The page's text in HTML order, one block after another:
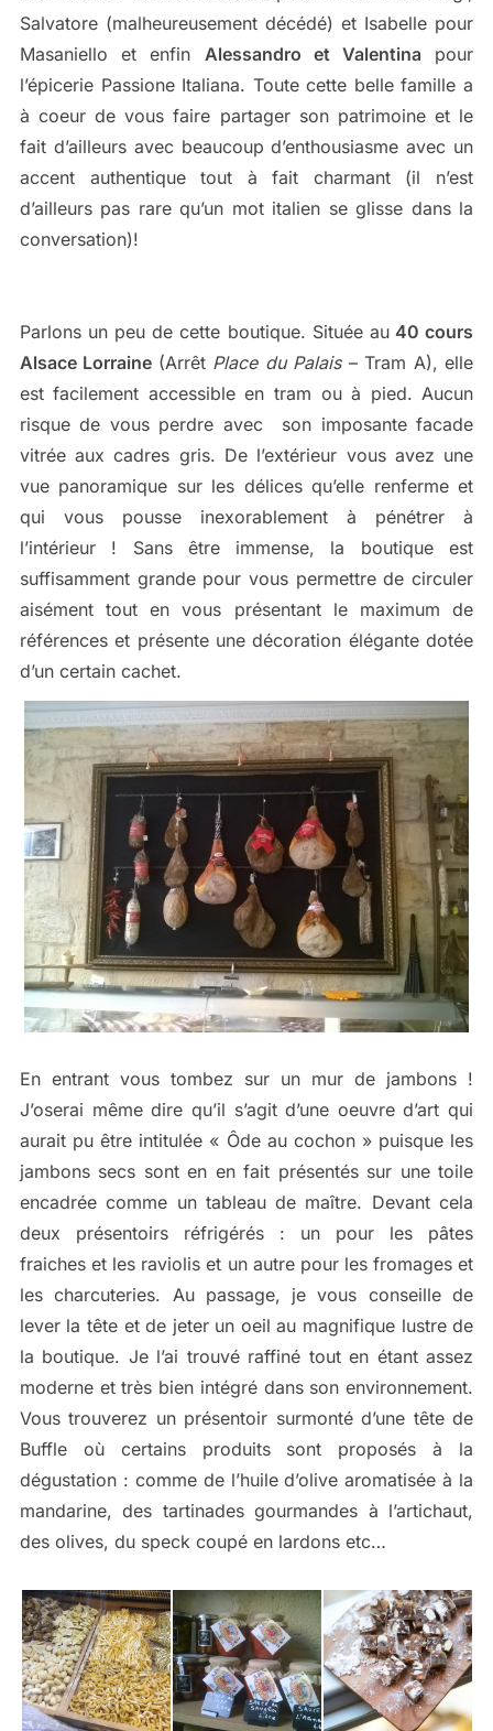
Salvatore (malheureusement décédé) et Isabelle pour
Masaniello et enfin Alessandro et Valentina pour
l’épicerie Passione Italiana. Toute cette belle famille a
à coeur de vous faire partager son patrimoine et le
fait d’ailleurs avec beaucoup d’enthousiasme avec un
accent authentique tout à fait charmant (il n’est
d’ailleurs pas rare qu’un mot italien se glisse dans la
conversation)!
Parlons un peu de cette boutique. Située au40 cours
Alsace Lorraine (Arrêt Place du Palais– Tram A), elle
est facilement accessible en tram ou à pied. Aucun
risque de vous perdre avec son imposante facade
vitrée aux cadres gris. De l’extérieur vous avez une
vue panoramique sur les délices qu’elle renferme et
qui vous pousse inexorablement à pénétrer à
l’intérieur ! Sans être immense, la boutique est
suffisamment grande pour vous permettre de circuler
aisément tout en vous présentant le maximum de
références et présente une décoration élégante dotée
d’un certain cachet.
En entrant vous tombez sur un mur de jambons !
J’oserai même dire qu’il s’agit d’une oeuvre d’art qui
aurait pu être intitulée « Ôde au cochon » puisque les
jambons secs sont en en fait présentés sur une toile
encadrée comme un tableau de maître. Devant cela
deux présentoirs réfrigérés : un pour les pâtes
fraiches et les raviolis et un autre pour les fromages et
les charcuteries. Au passage, je vous conseille de
lever la tête et de jeter un oeil au magnifique lustre de
la boutique. Je l’ai trouvé raffiné tout en étant assez
moderne et très bien intégré dans son environnement.
Vous trouverez un présentoir surmonté d’une tête de
Buffle où certains produits sont proposés à la
dégustation : comme de l’huile d’olive aromatisée à la
mandarine, des tartinades gourmandes à l’artichaut,
des olives, du speck coupé en lardons etc…